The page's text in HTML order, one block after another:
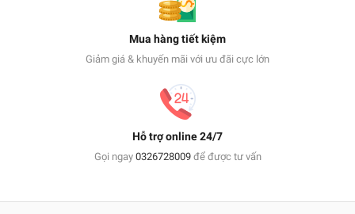
Mua hàng tiết kiệm
Giảm giá & khuyến mãi với ưu đãi cực lớn
Hỗ trợ online 24/7
Gọi ngay 0326728009để được tư vấn